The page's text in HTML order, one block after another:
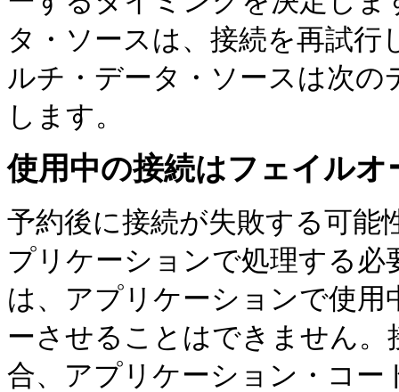
タ・ソースは、接続を再試
ルチ・データ・ソースは次
します。
使用中の接続はフェイル
予約後に接続が失敗する可
プリケーションで処理する
は、アプリケーションで使
ーさせることはできません
合、アプリケーション・コー